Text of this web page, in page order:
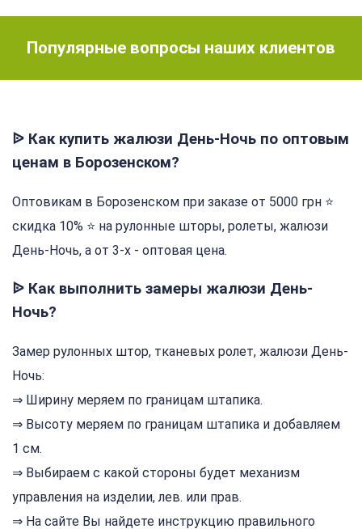
Популярные вопросы наших клиентов
ᐉ Как купить жалюзи День-Ночь по оптовым
ценам в Борозенском?
Оптовикам в Борозенском при заказе от 5000 грн ⭐
cкидка 10% ⭐ на рулонные шторы, ролеты, жалюзи
День-Ночь, а от 3-х - оптовая цена.
ᐉ Как выполнить замеры жалюзи День-
Ночь?
Замер рулонных штор, тканевых ролет, жалюзи День-
Ночь:
⇒ Ширину меряем по границам штапика.
⇒ Высоту меряем по границам штапика и добавляем
1 см.
⇒ Выбираем с какой стороны будет механизм
управления на изделии, лев. или прав.
⇒ На сайте Вы найдете инструкцию правильного